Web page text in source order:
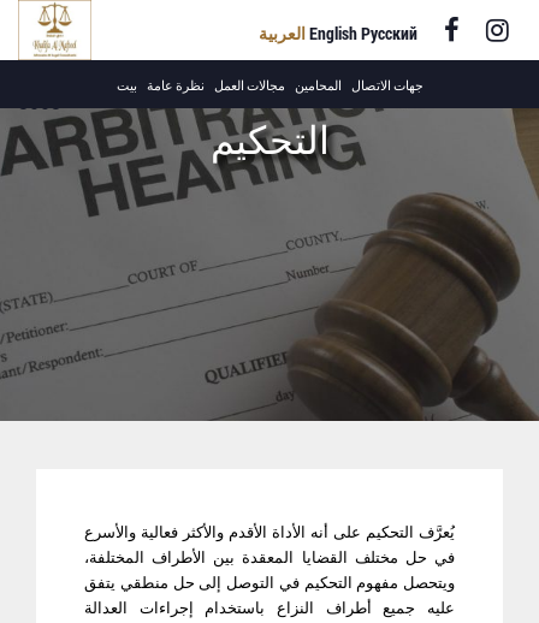
8558
العربيةEnglishРусский
بيت نظرة عامة مجالات العمل المحامين جهات الاتصال
التحكيم
يُعرَّف التحكيم على أنه الأداة الأقدم والأكثر فعالية والأسرع
في حل مختلف القضايا المعقدة بين الأطراف المختلفة،
ويتحصل مفهوم التحكيم في التوصل إلى حل منطقي يتفق
عليه جميع أطراف النزاع باستخدام إجراءات العدالة